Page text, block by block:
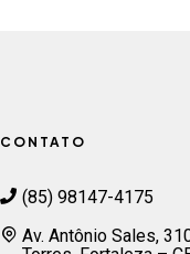
CONTATO
(85) 98147-4175
Av. Antônio Sales,